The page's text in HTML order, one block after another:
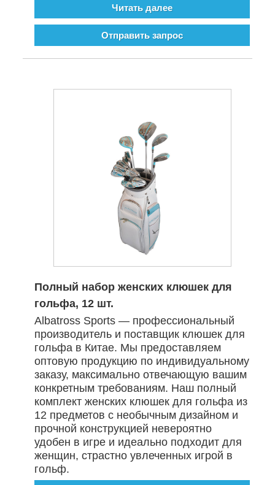
Читать далее
Отправить запрос
Полный набор женских клюшек для
гольфа, 12 шт.
Albatross Sports — профессиональный
производитель и поставщик клюшек для
гольфа в Китае. Мы предоставляем
оптовую продукцию по индивидуальному
заказу, максимально отвечающую вашим
конкретным требованиям. Наш полный
комплект женских клюшек для гольфа из
12 предметов с необычным дизайном и
прочной конструкцией невероятно
удобен в игре и идеально подходит для
женщин, страстно увлеченных игрой в
гольф.